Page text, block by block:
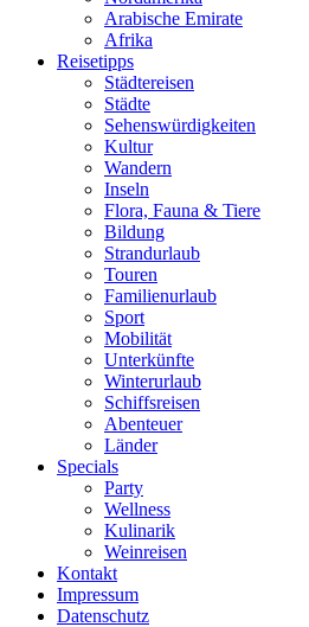
Arabische Emirate
Afrika
Reisetipps
Städtereisen
Städte
Sehenswürdigkeiten
Kultur
Wandern
Inseln
Flora, Fauna & Tiere
Bildung
Strandurlaub
Touren
Familienurlaub
Sport
Mobilität
Unterkünfte
Winterurlaub
Schiffsreisen
Abenteuer
Länder
Specials
Party
Wellness
Kulinarik
Weinreisen
Kontakt
Impressum
Datenschutz